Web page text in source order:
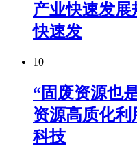
产业快速发
快速发
10
“固废资源也
资源高质化
科技